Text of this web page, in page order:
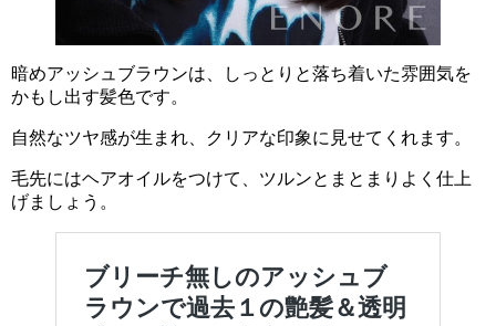
暗めアッシュブラウンは、しっとりと落ち着いた雰囲気を
かもし出す髪色です。
自然なツヤ感が生まれ、クリアな印象に見せてくれます。
毛先にはヘアオイルをつけて、ツルンとまとまりよく仕上
げましょう。